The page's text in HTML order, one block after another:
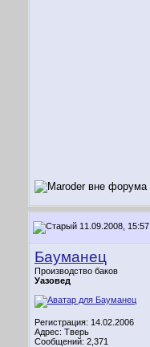
11.09.2008, 15:57
Бауманец
Производство баков
Уазовед
Регистрация: 14.02.2006
Адрес: Тверь
Сообщений: 2,371